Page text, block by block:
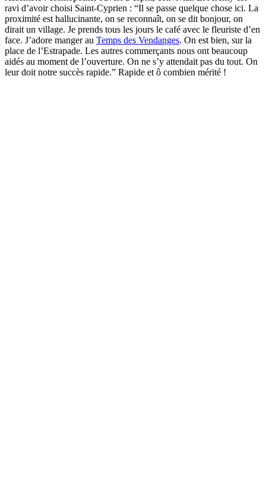
ravi d’avoir choisi Saint-Cyprien : “Il se passe quelque chose ici. La
proximité est hallucinante, on se reconnaît, on se dit bonjour, on
dirait un village. Je prends tous les jours le café avec le fleuriste d’en
face. J’adore manger au Temps des Vendanges. On est bien, sur la
place de l’Estrapade. Les autres commerçants nous ont beaucoup
aidés au moment de l’ouverture. On ne s’y attendait pas du tout. On
leur doit notre succès rapide.” Rapide et ô combien mérité !